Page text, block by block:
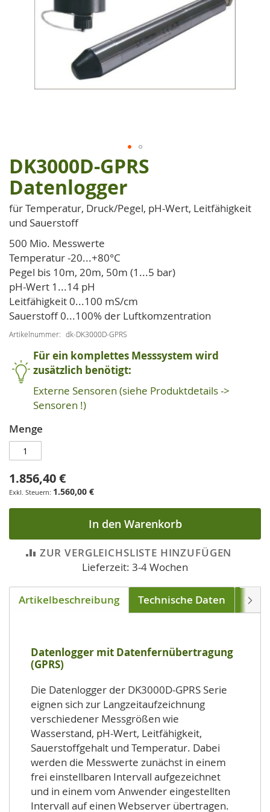
Zum
Anfang
der
Bildgalerie
springen
DK3000D-GPRS
Datenlogger
für Temperatur, Druck/Pegel, pH-Wert, Leitfähigkeit
und Sauerstoff
500 Mio. Messwerte
Temperatur -20...+80°C
Pegel bis 10m, 20m, 50m (1...5 bar)
pH-Wert 1...14 pH
Leitfähigkeit 0...100 mS/cm
Sauerstoff 0...100% der Luftkomzentration
Artikelnummer dk-DK3000D-GPRS
Für ein komplettes Messsystem wird
zusätzlich benötigt:
Externe Sensoren (siehe Produktdetails ->
Sensoren !)
Menge
1.856,40 €
1.560,00 €
In den Warenkorb
ZUR VERGLEICHSLISTE HINZUFÜGEN
Lieferzeit: 3-4 Wochen
Artikelbeschreibung Technische Daten
Datenlogger mit Datenfernübertragung
(GPRS)
Die Datenlogger der DK3000D-GPRS Serie
eignen sich zur Langzeitaufzeichnung
verschiedener Messgrößen wie
Wasserstand, pH-Wert, Leitfähigkeit,
Sauerstoffgehalt und Temperatur. Dabei
werden die Messwerte zunächst in einem
frei einstellbaren Intervall aufgezeichnet
und in einem vom Anwender eingestellten
Intervall auf einen Webserver übertragen.